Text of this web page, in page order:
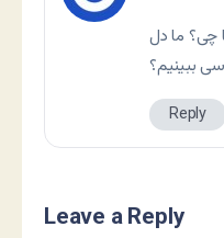
چی؟ ما دل
ببینیم؟
Reply
Leave a Reply